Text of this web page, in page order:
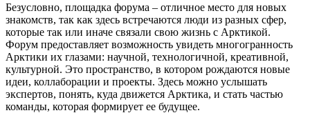
Безусловно, площадка форума – отличное место для новых
знакомств, так как здесь встречаются люди из разных сфер,
которые так или иначе связали свою жизнь с Арктикой.
Форум предоставляет возможность увидеть многогранность
Арктики их глазами: научной, технологичной, креативной,
культурной. Это пространство, в котором рождаются новые
идеи, коллаборации и проекты. Здесь можно услышать
экспертов, понять, куда движется Арктика, и стать частью
команды, которая формирует ее будущее.